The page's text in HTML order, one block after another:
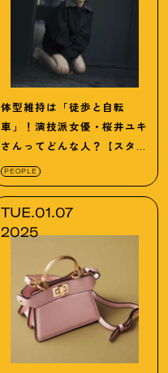
体型維持は「徒歩と自転
車」
！ 演技派女優・桜井ユキ
さんってどんな人 ？ 【スタイ
リスト長澤実香連載】
PEOPLE
TUE.01.07
2025